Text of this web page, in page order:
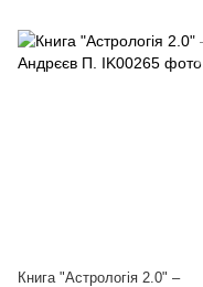
Книга "Астрологія 2.0" –